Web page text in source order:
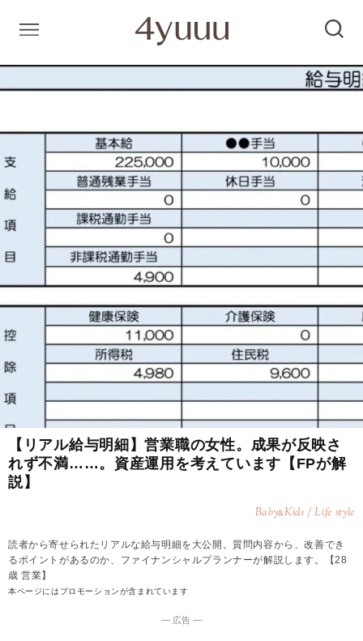
【リアル給与明細】営業職の女性。成果が反映さ
れず不満……。資産運用を考えています【FPが解
説】
Baby&Kids / Life style
読者から寄せられたリアルな給与明細を大公開。質問内容から、改善でき
るポイントがあるのか、ファイナンシャルプランナーが解説します。【28
歳 営業】
本ページにはプロモーションが含まれています
― 広告 ―